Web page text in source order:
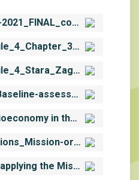
BIOeast-Report-2021_FINAL_compressed.pdf
CEE2ACT_Module_4_Chapter_3_priority_areas.pdf
CEE2ACT_Module_4_Stara_Zagora_region.pdf
CEE2ACT-D2.1-Baseline-assessment-report-on-bioeconomy-implementation-and-policy-development-in-CEE2ACT-target-countries (2).pdf
Deploying the Bioeconomy in the EUA framework approach for bioeconomy strategy development_Expert Report (1).pdf
Designing_Missions_Mission-oriented innovation in Sweden—.pdf
Developing and applying the Mission-oriented Innovation Systems (MIS) approach.pdf